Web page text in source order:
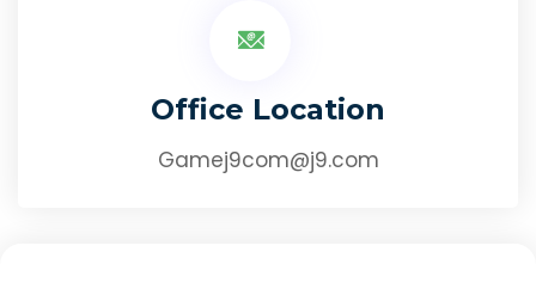
Office Location
Gamej9com@j9.com